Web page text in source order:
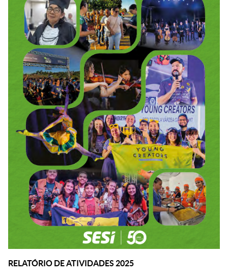
RELATÓRIO DE ATIVIDADES 2025